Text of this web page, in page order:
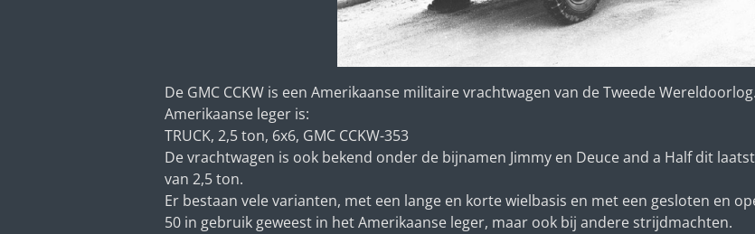
De GMC CCKW is een Amerikaanse militaire vrachtwagen van de Tweede
Amerikaanse leger is:
TRUCK, 2,5 ton, 6x6, GMC CCKW-353
De vrachtwagen is ook bekend onder de bijnamen Jimmy en Deuce and a Half dit
van 2,5 ton.
Er bestaan vele varianten, met een lange en korte wielbasis en met een gesloten en
50 in gebruik geweest in het Amerikaanse leger, maar ook bij andere strijdmachten.